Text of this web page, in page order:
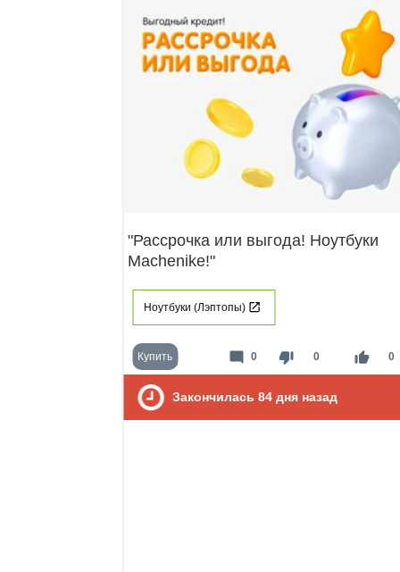
"Рассрочка или выгода! Ноутбуки
Machenike!"
Ноутбуки (Лэптопы)
Купить thumb_down 0 thumb_up 0
mode_comment 0
Закончилась 84 дня назад